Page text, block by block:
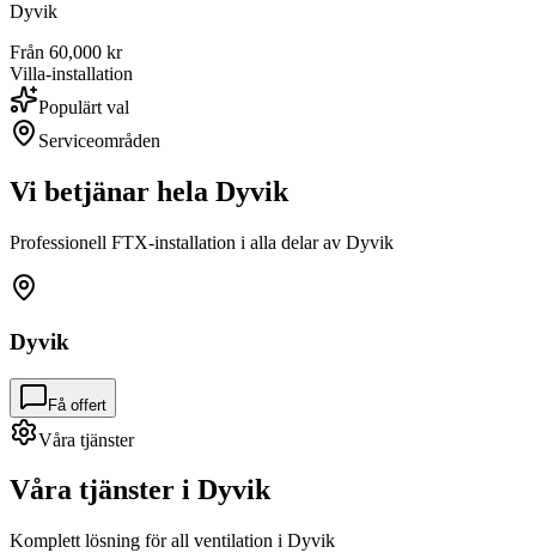
Dyvik
Från 60,000 kr
Villa-installation
Populärt val
Serviceområden
Vi betjänar hela Dyvik
Professionell FTX-installation i alla delar av Dyvik
Dyvik
Få offert
Våra tjänster
Våra tjänster i Dyvik
Komplett lösning för all ventilation i Dyvik